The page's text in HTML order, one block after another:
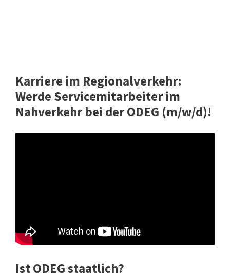
Karriere im Regionalverkehr:
Werde Servicemitarbeiter im
Nahverkehr bei der ODEG (m/w/d)!
Ist ODEG staatlich?